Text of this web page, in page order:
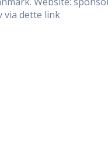
dette link